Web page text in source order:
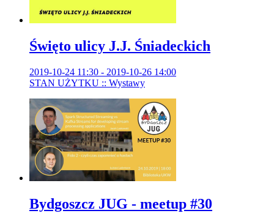
Święto ulicy J.J. Śniadeckich
2019-10-24 11:30 - 2019-10-26 14:00
STAN UŻYTKU :: Wystawy
Bydgoszcz JUG - meetup #30